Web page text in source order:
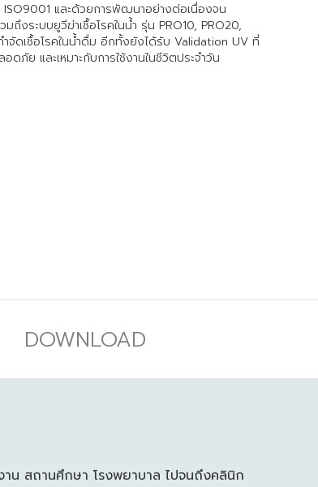
และด้วยการพัฒนาอย่างต่อเนื่องจน
งระบบยูวีฆ่าเชื้อโรคในน้ำ รุ่น PRO10, PRO20,
จัดเชื้อโรคในน้ำดื่ม อีกทั้งยังได้รับ Validation UV ที่
ภัย และเหมาะกับการใช้งานในชีวิตประจำวัน
DOWNLOAD
าน สถานศึกษา โรงพยาบาล ไปจนถึงคลินิก